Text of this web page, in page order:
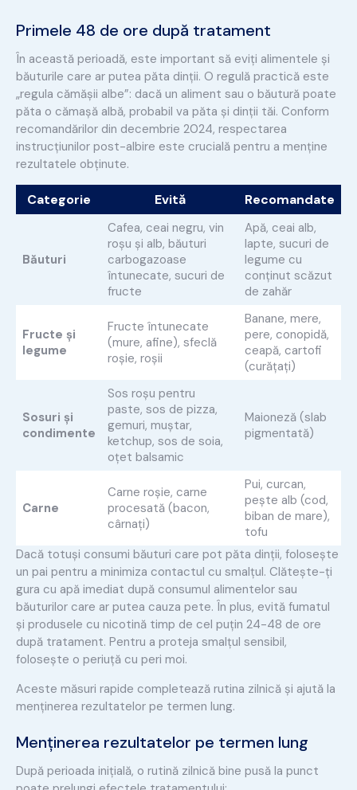
Primele 48 de ore după tratament
În această perioadă, este important să eviți alimentele și
băuturile care ar putea păta dinții. O regulă practică este
„regula cămășii albe”: dacă un aliment sau o băutură poate
păta o cămașă albă, probabil va păta și dinții tăi. Conform
recomandărilor din decembrie 2024, respectarea
instrucțiunilor post-albire este crucială pentru a menține
rezultatele obținute.
Categorie Evită Recomandate
Băuturi
Cafea, ceai negru, vin
roșu și alb, băuturi
carbogazoase
întunecate, sucuri de
fructe
Apă, ceai alb,
lapte, sucuri de
legume cu
conținut scăzut
de zahăr
Fructe și
legume
Fructe întunecate
(mure, afine), sfeclă
roșie, roșii
Banane, mere,
pere, conopidă,
ceapă, cartofi
(curățați)
Sosuri și
condimente
Sos roșu pentru
paste, sos de pizza,
gemuri, muștar,
ketchup, sos de soia,
oțet balsamic
Maioneză (slab
pigmentată)
Carne
Carne roșie, carne
procesată (bacon,
cârnați)
Pui, curcan,
pește alb (cod,
biban de mare),
tofu
Dacă totuși consumi băuturi care pot păta dinții, folosește
un pai pentru a minimiza contactul cu smalțul. Clătește-ți
gura cu apă imediat după consumul alimentelor sau
băuturilor care ar putea cauza pete. În plus, evită fumatul
și produsele cu nicotină timp de cel puțin 24-48 de ore
după tratament. Pentru a proteja smalțul sensibil,
folosește o periuță cu peri moi.
Aceste măsuri rapide completează rutina zilnică și ajută la
menținerea rezultatelor pe termen lung.
Menținerea rezultatelor pe termen lung
După perioada inițială, o rutină zilnică bine pusă la punct